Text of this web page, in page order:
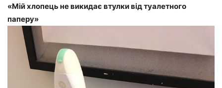
«Мій хлопець не викидає втулки від туалетного
паперу»